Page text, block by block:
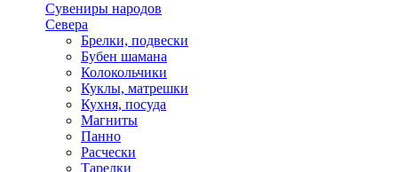
Сувениры народов
Севера
Брелки, подвески
Бубен шамана
Колокольчики
Куклы, матрешки
Кухня, посуда
Магниты
Панно
Расчески
Тарелки